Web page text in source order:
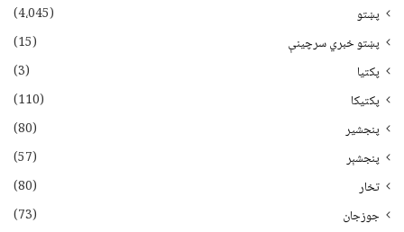
پښتو
(4،045)
پښتو خبري سرچينې
(15)
پکتيا
(3)
پکتیکا
(110)
پنجشیر
(80)
پنجشېر
(57)
تخار
(80)
جوزجان
(73)